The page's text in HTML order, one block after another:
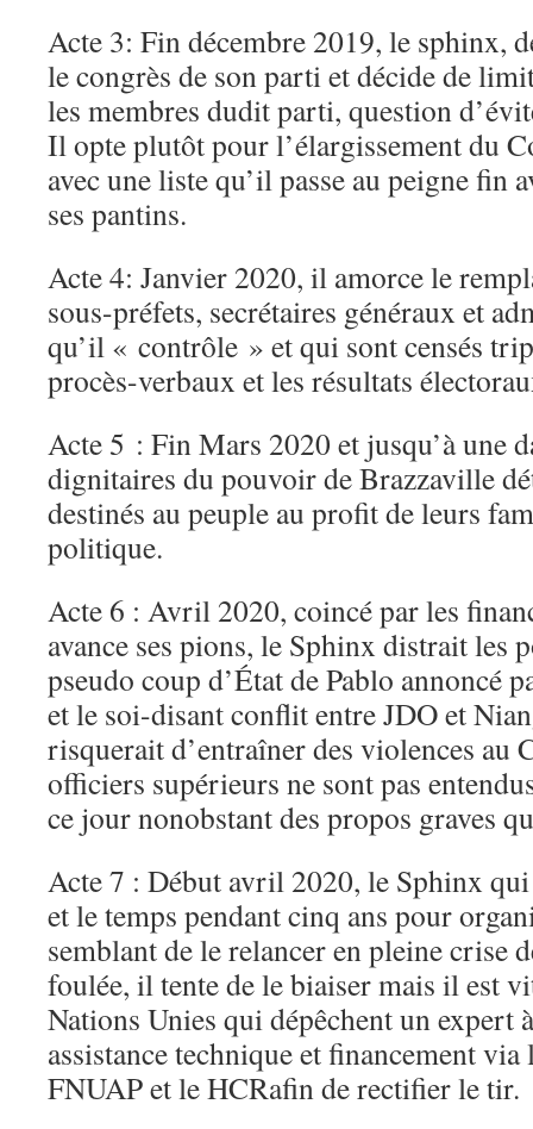
Acte 3: Fin décembre 2019, le sphinx,
le congrès de son parti et décide de
les membres dudit parti, question
Il opte plutôt pour l’élargissement du
avec une liste qu’il passe au peigne fin
ses pantins.
Acte 4: Janvier 2020, il amorce le
sous-préfets, secrétaires généraux et
qu’il « contrôle » et qui sont censés
procès-verbaux et les résultats
Acte 5 : Fin Mars 2020 et jusqu’à une
dignitaires du pouvoir de Brazzaville
destinés au peuple au profit de leurs
politique.
Acte 6 : Avril 2020, coincé par les
avance ses pions, le Sphinx distrait les
pseudo coup d’État de Pablo annoncé
et le soi-disant conflit entre JDO et
risquerait d’entraîner des violences au
officiers supérieurs ne sont pas
ce jour nonobstant des propos graves
Acte 7 : Début avril 2020, le Sphinx qui
et le temps pendant cinq ans pour
semblant de le relancer en pleine crise
foulée, il tente de le biaiser mais il est
Nations Unies qui dépêchent un expert
assistance technique et financement
FNUAP et le HCRafin de rectifier le